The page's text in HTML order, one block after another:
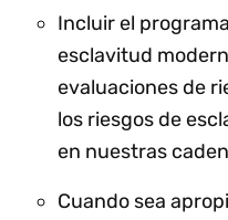
Incluir el
esclavitud
evaluaciones de
los riesgos de
en nuestras
Cuando sea